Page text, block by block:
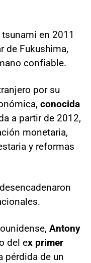
en 2011
de Fukushima,
confiable.
por su
conocida
a partir de 2012,
monetaria,
y reformas
desencadenaron
Antony
del ex primer
pérdida de un